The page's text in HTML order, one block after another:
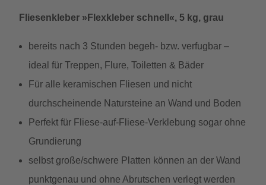
Fliesenkleber »Flexkleber schnell«, 5 kg, grau
bereits nach 3 Stunden begeh- bzw. verfugbar –
ideal für Treppen, Flure, Toiletten & Bäder
Für alle keramischen Fliesen und nicht
durchscheinende Natursteine an Wand und Boden
Perfekt für Fliese-auf-Fliese-Verklebung sogar ohne
Grundierung
selbst große/schwere Platten können an der Wand
punkt­genau und ohne Abrutschen verlegt werden